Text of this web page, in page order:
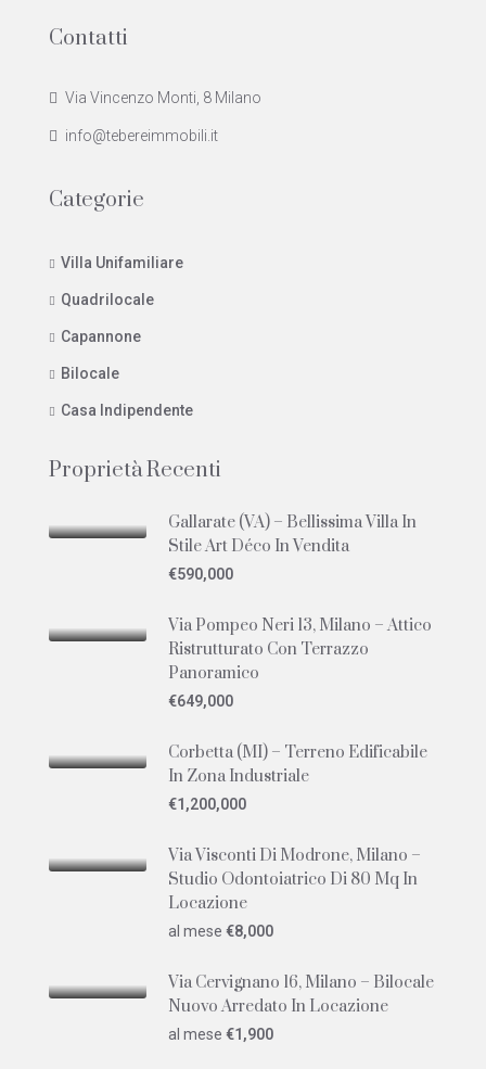
Contatti
Via Vincenzo Monti, 8 Milano
info@tebereimmobili.it
Categorie
Villa Unifamiliare
Quadrilocale
Capannone
Bilocale
Casa Indipendente
Proprietà Recenti
Gallarate (VA) – Bellissima Villa In
Stile Art Déco In Vendita
€590,000
Via Pompeo Neri 13, Milano – Attico
Ristrutturato Con Terrazzo
Panoramico
€649,000
Corbetta (MI) – Terreno Edificabile
In Zona Industriale
€1,200,000
Via Visconti Di Modrone, Milano –
Studio Odontoiatrico Di 80 Mq In
Locazione
al mese €8,000
Via Cervignano 16, Milano – Bilocale
Nuovo Arredato In Locazione
al mese €1,900